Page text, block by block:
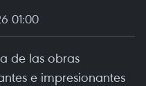
01:00
de las obras
e impresionantes